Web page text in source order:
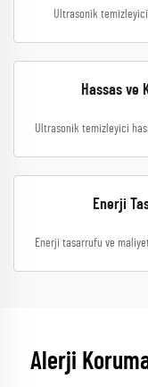
Ultrasonik
Hassas ve
Ultrasonik temizleyici
Enerji
Enerji tasarrufu ve
Alerji